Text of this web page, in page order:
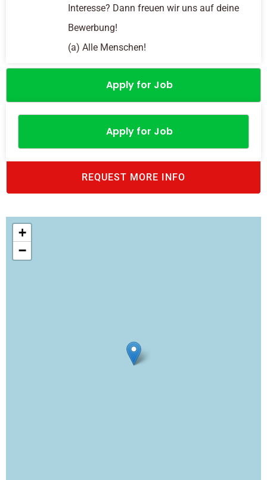
Interesse? Dann freuen wir uns auf deine
Bewerbung!
(a) Alle Menschen!
Apply for Job
Apply for Job
REQUEST MORE INFO
+
−